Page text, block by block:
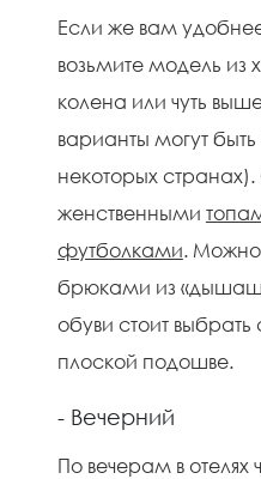
Если же вам
возьмите модель из
колена или чуть
варианты могут
некоторых
женственными
футболками. Можно
брюками из
обуви стоит
плоской подошве.
- Вечерний
По вечерам в отелях